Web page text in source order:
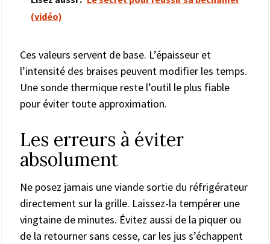
(vidéo)
Ces valeurs servent de base. L’épaisseur et
l’intensité des braises peuvent modifier les temps.
Une sonde thermique reste l’outil le plus fiable
pour éviter toute approximation.
Les erreurs à éviter
absolument
Ne posez jamais une viande sortie du réfrigérateur
directement sur la grille. Laissez-la tempérer une
vingtaine de minutes. Évitez aussi de la piquer ou
de la retourner sans cesse, car les jus s’échappent